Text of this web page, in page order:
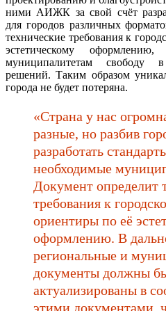
ними АИЖК за свой счёт
для городов различных
технические требования к
эстетическому
муниципалитетам свободу
решений. Таким образом
города не будет потеряна.
«Страна у нас
разные, но разбив
разработать
необходимые
Документ определит
требования к
ориентиры по её
оформлению. В
региональные и
документы должны
актуализированы в
этими документами,